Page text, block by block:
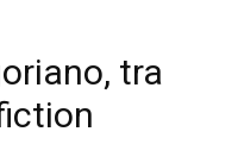
tra